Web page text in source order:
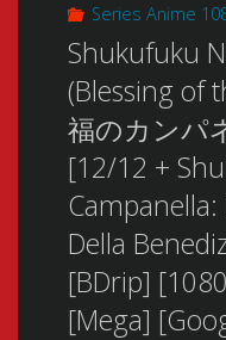
Series Anime
Shukufuku
(Blessing of
福のカンパ
[12/12 +
Della
[BDrip]
[Mega]